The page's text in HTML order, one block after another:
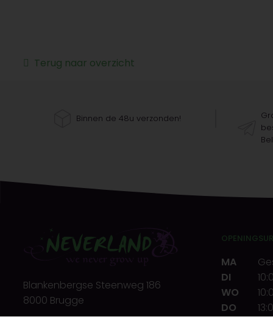
Terug naar overzicht
Binnen de 48u verzonden!
Blankenbergse Steenweg 186
8000 Brugge
MA
DI
WO
DO